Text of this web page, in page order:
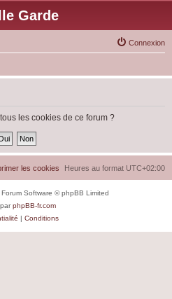
Garde
Connexion
les cookies de ce forum ?
Heures au format UTC+02:00
les cookies
Software © phpBB Limited
phpBB-fr.com
| Conditions